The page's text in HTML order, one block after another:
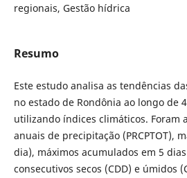
regionais, Gestão hídrica
Resumo
Este estudo analisa as tendências
no estado de Rondônia ao longo de
utilizando índices climáticos. Foram
anuais de precipitação (PRCPTOT),
dia), máximos acumulados em 5
consecutivos secos (CDD) e úmidos